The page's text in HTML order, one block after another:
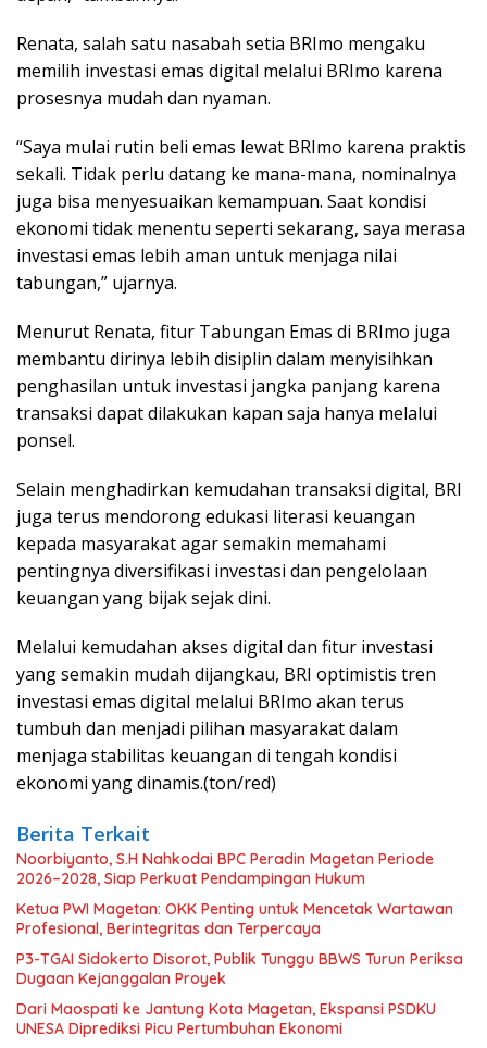
Renata, salah satu nasabah setia BRImo mengaku
memilih investasi emas digital melalui BRImo karena
prosesnya mudah dan nyaman.
“Saya mulai rutin beli emas lewat BRImo karena praktis
sekali. Tidak perlu datang ke mana-mana, nominalnya
juga bisa menyesuaikan kemampuan. Saat kondisi
ekonomi tidak menentu seperti sekarang, saya merasa
investasi emas lebih aman untuk menjaga nilai
tabungan,” ujarnya.
Menurut Renata, fitur Tabungan Emas di BRImo juga
membantu dirinya lebih disiplin dalam menyisihkan
penghasilan untuk investasi jangka panjang karena
transaksi dapat dilakukan kapan saja hanya melalui
ponsel.
Selain menghadirkan kemudahan transaksi digital, BRI
juga terus mendorong edukasi literasi keuangan
kepada masyarakat agar semakin memahami
pentingnya diversifikasi investasi dan pengelolaan
keuangan yang bijak sejak dini.
Melalui kemudahan akses digital dan fitur investasi
yang semakin mudah dijangkau, BRI optimistis tren
investasi emas digital melalui BRImo akan terus
tumbuh dan menjadi pilihan masyarakat dalam
menjaga stabilitas keuangan di tengah kondisi
ekonomi yang dinamis.(ton/red)
Berita Terkait
Noorbiyanto, S.H Nahkodai BPC Peradin Magetan Periode
2026–2028, Siap Perkuat Pendampingan Hukum
Ketua PWI Magetan: OKK Penting untuk Mencetak Wartawan
Profesional, Berintegritas dan Terpercaya
P3-TGAI Sidokerto Disorot, Publik Tunggu BBWS Turun Periksa
Dugaan Kejanggalan Proyek
Dari Maospati ke Jantung Kota Magetan, Ekspansi PSDKU
UNESA Diprediksi Picu Pertumbuhan Ekonomi